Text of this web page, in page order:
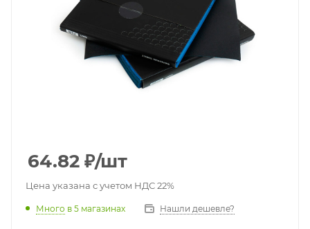
64.82 ₽/шт
Цена указана с учетом НДС 22%
Много в 5 магазинах Нашли дешевле?